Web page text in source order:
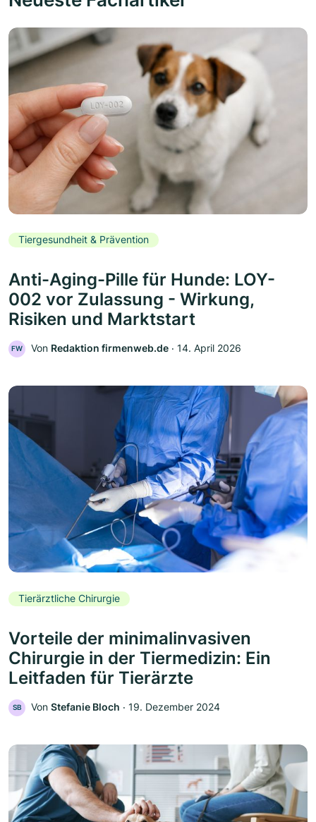
Tiergesundheit & Prävention
Anti-Aging-Pille für Hunde: LOY-
002 vor Zulassung - Wirkung,
Risiken und Marktstart
FW Von Redaktion firmenweb.de ‧ 14. April 2026
Tierärztliche Chirurgie
Vorteile der minimalinvasiven
Chirurgie in der Tiermedizin: Ein
Leitfaden für Tierärzte
SB Von Stefanie Bloch ‧ 19. Dezember 2024